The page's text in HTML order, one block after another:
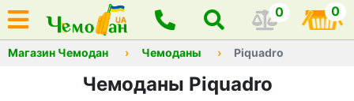
0 0
Магазин Чемодан Чемоданы Piquadro
Чемоданы Piquadro